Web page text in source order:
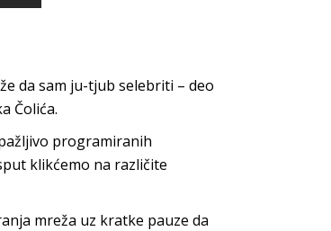
da sam ju-tjub selebriti – deo
Čolića.
programiranih
klikćemo na različite
mreža uz kratke pauze da